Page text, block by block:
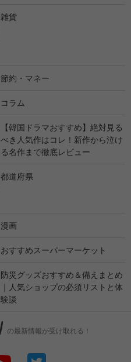
雑貨
節約・マネー
コラム
【韓国ドラマおすすめ】絶対見る
べき人気作はコレ！新作から泣け
る名作まで徹底レビュー
都道府県
漫画
おすすめスーパーマーケット
防災グッズおすすめ＆備えまとめ
｜人気ショップの必須リストと体
験談
の最新情報が受け取れる！